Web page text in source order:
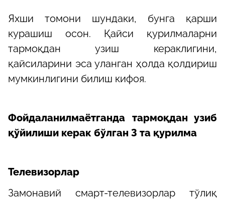
Яхши томони шундаки, бунга қарши
курашиш осон. Қайси қурилмаларни
тармоқдан узиш кераклигини,
қайсиларини эса уланган ҳолда қолдириш
мумкинлигини билиш кифоя.
Фойдаланилмаётганда тармоқдан узиб
қўйилиши керак бўлган 3 та қурилма
Телевизорлар
Замонавий смарт-телевизорлар тўлиқ